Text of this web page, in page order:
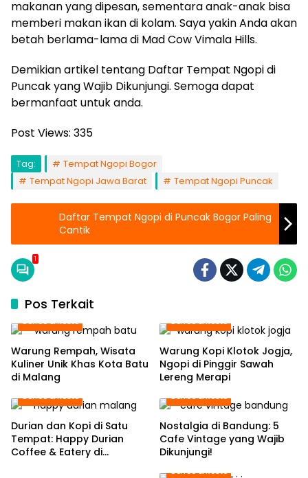
makanan yang dipesan, sementara anak-anak bisa
memberi makan ikan di kolam. Saya yakin Anda akan
betah berlama-lama di Mad Cow Vimala Hills.
Demikian artikel tentang Daftar Tempat Ngopi di
Puncak yang Wajib Dikunjungi. Semoga dapat
bermanfaat untuk anda.
Post Views: 335
Tag:
Tempat Ngopi Bogor
Tempat Ngopi Jawa Barat
Tempat Ngopi Puncak
Daftar Tempat Ngopi di Puncak Bogor Paling
Cantik
1
Pos Terkait
Coffee & Resto
Warung Rempah, Wisata
Kuliner Unik Khas Kota Batu
di Malang
Coffee & Resto
Warung Kopi Klotok Jogja,
Ngopi di Pinggir Sawah
Lereng Merapi
Coffee & Resto
Durian dan Kopi di Satu
Tempat: Happy Durian
Coffee & Eatery di
Coffee & Resto
Nostalgia di Bandung: 5
Cafe Vintage yang Wajib
Dikunjungi!
Coffee & Resto
Coffee & Resto